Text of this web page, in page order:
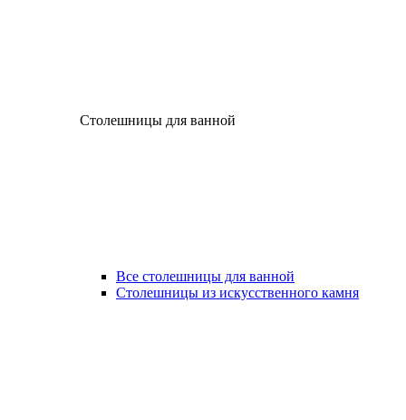
Столешницы для ванной
Все столешницы для ванной
Столешницы из искусственного камня